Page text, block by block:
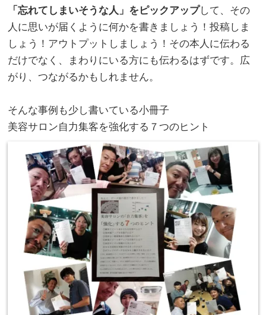
「忘れてしまいそうな人」をピックアップして、その
人に思いが届くように何かを書きましょう！投稿しま
しょう！アウトプットしましょう！その本人に伝わる
だけでなく、まわりにいる方にも伝わるはずです。広
がり、つながるかもしれません。
そんな事例も少し書いている小冊子
美容サロン自力集客を強化する７つのヒント